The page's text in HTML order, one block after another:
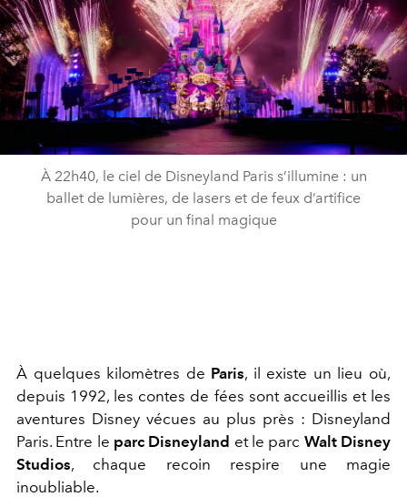
À 22h40, le ciel de Disneyland Paris s’illumine : un
ballet de lumières, de lasers et de feux d’artifice
pour un final magique
À quelques kilomètres de Paris, il existe un lieu où,
depuis 1992, les contes de fées sont accueillis et les
aventures Disney vécues au plus près : Disneyland
Paris. Entre le parc Disneyland et le parc Walt Disney
Studios, chaque recoin respire une magie
inoubliable.